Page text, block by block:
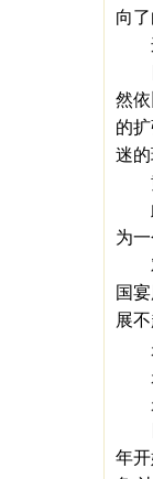
向
这
目
然
的
迷
黄
此
为
对
国
展
是
是
是
目
年